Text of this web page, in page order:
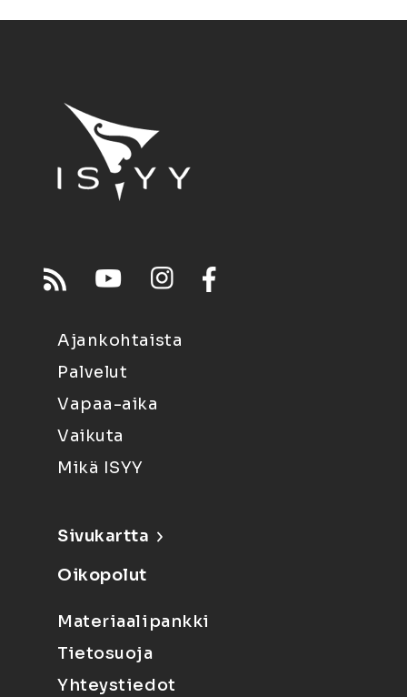
Ajankohtaista
Palvelut
Vapaa-aika
Vaikuta
Mikä ISYY
Sivukartta
Oikopolut
Materiaalipankki
Tietosuoja
Yhteystiedot